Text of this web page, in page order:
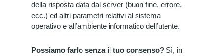
della risposta data dal server (buon fine, errore,
ecc.) ed altri parametri relativi al sistema
operativo e all’ambiente informatico dell’utente.
Possiamo farlo senza il tuo consenso? Sì, in